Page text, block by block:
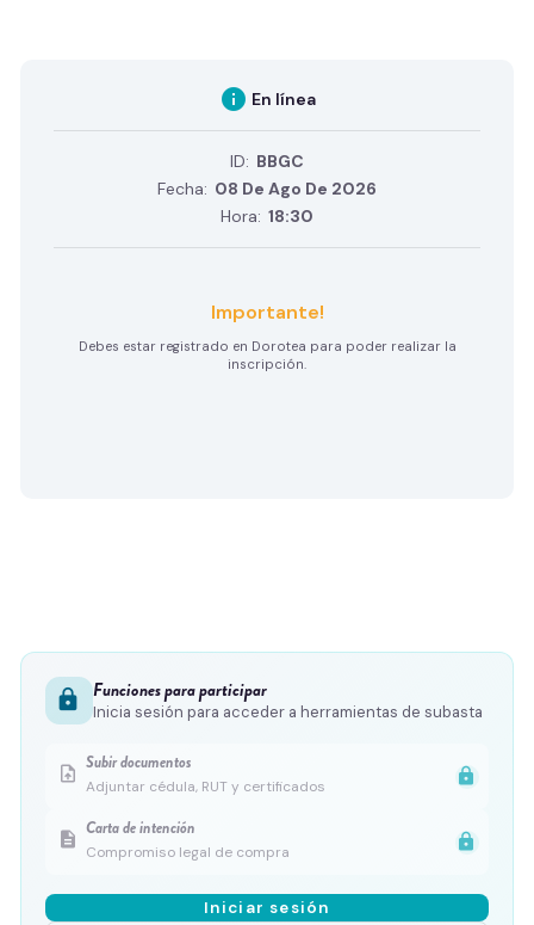
info En línea
ID: BBGC
Fecha: 08 De Ago De 2026
Hora: 18:30
Importante!
Debes estar registrado en Dorotea para poder realizar la
inscripción.
lock Funciones para participar
Inicia sesión para acceder a herramientas de subasta
upload_file Subir documentos
Adjuntar cédula, RUT y certificados
lock
description Carta de intención
Compromiso legal de compra
lock
Iniciar sesión